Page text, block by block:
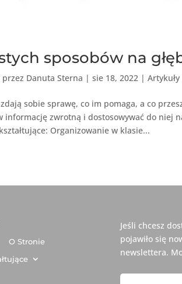
sposobów na
Danuta Sterna |sie 18, 2022 |
sobie sprawę, co im pomaga, a co
informację zwrotną i dostosowywać do niej
Organizowanie w klasie...
O Stronie
Jeśli chcesz
pojawiło się
newslettera.